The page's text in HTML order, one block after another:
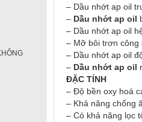
– Dầu nhớt ap oil
– Dầu nhớt ap oil
– Dầu nhớt ap oil
– Mỡ bôi trơn công
– Dầu nhớt ap oil
– Dầu nhớt ap oil
ĐẶC TÍNH
– Độ bền oxy hoá
– Khả năng chống
– Có khả năng lọc